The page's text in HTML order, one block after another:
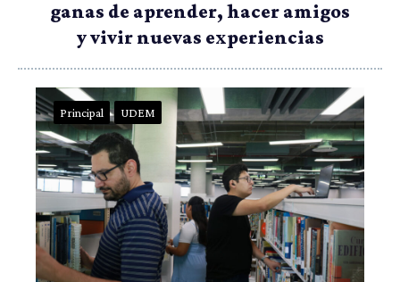
ganas de aprender, hacer amigos
y vivir nuevas experiencias
Principal UDEM